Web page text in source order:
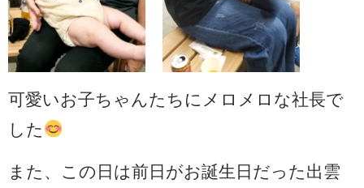
可愛いお子ちゃんたちにメロメロな社長で
した
また、この日は前日がお誕生日だった出雲